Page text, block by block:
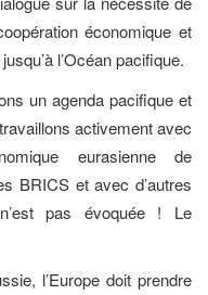
économique et
l’Océan pacifique.
un agenda pacifique et
activement avec
eurasienne de
BRICS et avec d’autres
n’est pas évoquée ! Le
l’Europe doit prendre